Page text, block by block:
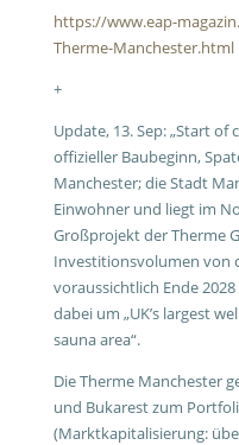
https://www.eap-
Therme-Manchester.html
+
Update, 13. Sep: „Start
offizieller Baubeginn,
Manchester; die Stadt
Einwohner und liegt im
Großprojekt der Therme
Investitionsvolumen von
voraussichtlich Ende
dabei um „UK’s largest
sauna area“.
Die Therme Manchester
und Bukarest zum
(Marktkapitalisierung: